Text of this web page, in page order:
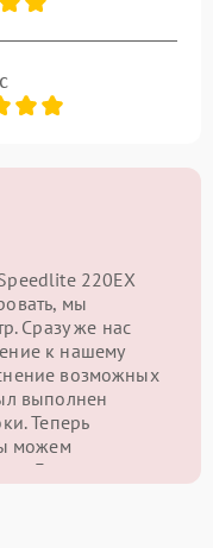
220EX
мы
Сразу же нас
к нашему
возможных
выполнен
Теперь
можем
Благодарим за